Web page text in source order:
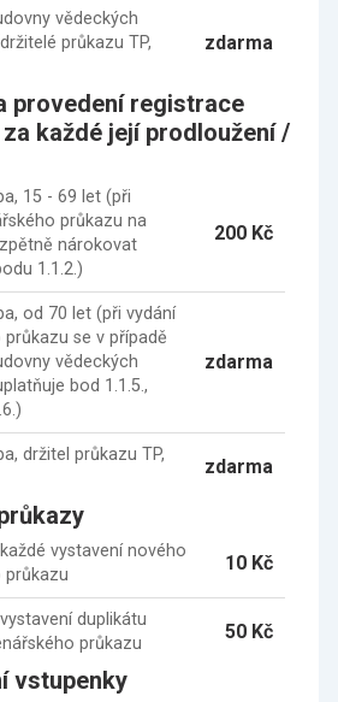
vědeckých
průkazu TP,
zdarma
provedení registrace
každé její prodloužení /
15 - 69 let (při
průkazu na
nárokovat
1.1.2.)
200 Kč
od 70 let (při vydání
se v případě
vědeckých
bod 1.1.5.,
zdarma
držitel průkazu TP,
zdarma
vystavení nového
průkazu
10 Kč
duplikátu
průkazu
50 Kč
vstupenky